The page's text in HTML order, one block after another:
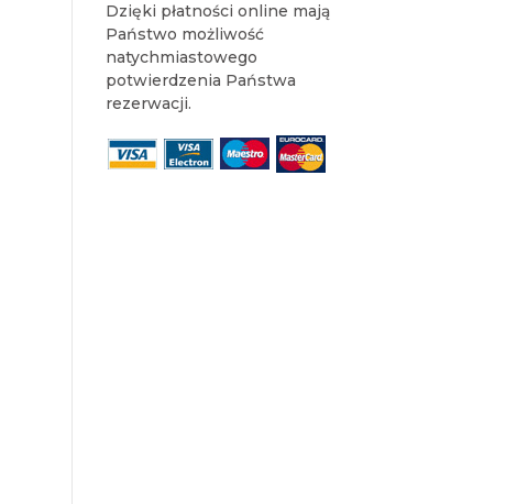
Dzięki płatności online mają
Państwo możliwość
natychmiastowego
potwierdzenia Państwa
rezerwacji.